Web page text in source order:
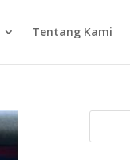
Tentang Kami